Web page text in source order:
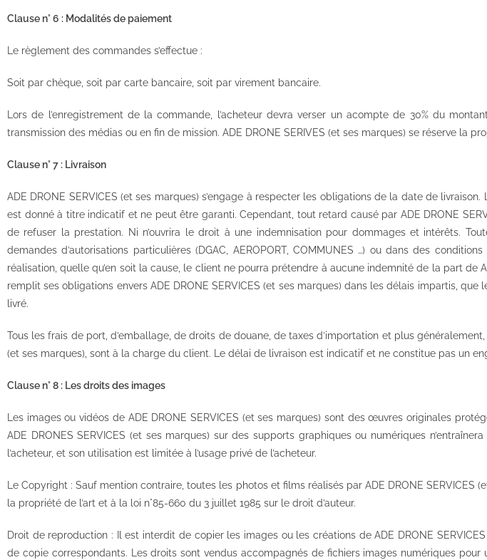
Clause n° 6 : Modalités de paiement
Le règlement des commandes s’effectue :
Soit par chèque, soit par carte bancaire, soit par virement bancaire.
Lors de l’enregistrement de la commande, l’acheteur devra verser un acompte de 30% du
transmission des médias ou en fin de mission. ADE DRONE SERIVES (et ses marques) se réserve la
Clause n° 7 : Livraison
ADE DRONE SERVICES (et ses marques) s’engage à respecter les obligations de la date de
est donné à titre indicatif et ne peut être garanti. Cependant, tout retard causé par ADE DRONE
de refuser la prestation. Ni n’ouvrira le droit à une indemnisation pour dommages et intérêts.
demandes d’autorisations particulières (DGAC, AEROPORT, COMMUNES …) ou dans des
réalisation, quelle qu’en soit la cause, le client ne pourra prétendre à aucune indemnité de la part de
remplit ses obligations envers ADE DRONE SERVICES (et ses marques) dans les délais impartis,
livré.
Tous les frais de port, d’emballage, de droits de douane, de taxes d’importation et plus
(et ses marques), sont à la charge du client. Le délai de livraison est indicatif et ne constitue pas un
Clause n° 8 : Les droits des images
Les images ou vidéos de ADE DRONE SERVICES (et ses marques) sont des œuvres originales
ADE DRONES SERVICES (et ses marques) sur des supports graphiques ou numériques
l’acheteur, et son utilisation est limitée à l’usage privé de l’acheteur.
Le Copyright : Sauf mention contraire, toutes les photos et films réalisés par ADE DRONE SERVICES
la propriété de l’art et à la loi n°85-660 du 3 juillet 1985 sur le droit d’auteur.
Droit de reproduction : Il est interdit de copier les images ou les créations de ADE DRONE
de copie correspondants. Les droits sont vendus accompagnés de fichiers images numériques